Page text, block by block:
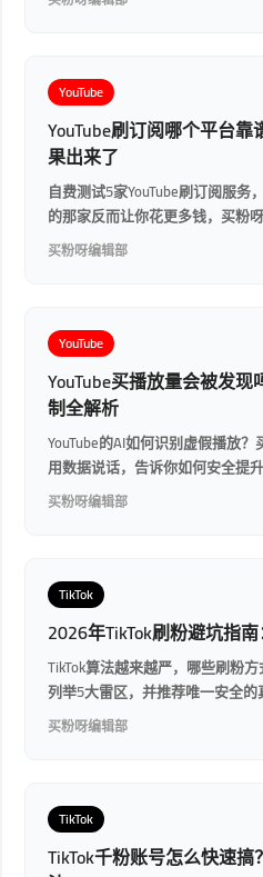
YouTube
YouTube刷订阅哪个平台
果出来了
自费测试5家YouTube刷订阅服
的那家反而让你花更多钱，买粉
买粉呀编辑部
YouTube
YouTube买播放量会被发
制全解析
YouTube的AI如何识别虚假播放
用数据说话，告诉你如何安全提
买粉呀编辑部
TikTok
2026年TikTok刷粉避坑指
TikTok算法越来越严，哪些刷粉
列举5大雷区，并推荐唯一安全的
买粉呀编辑部
TikTok
TikTok千粉账号怎么快速